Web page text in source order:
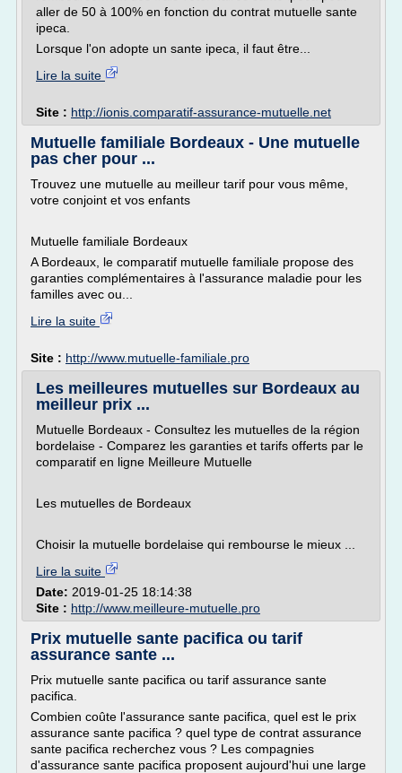
aller de 50 à 100% en fonction du contrat mutuelle sante
ipeca.
Lorsque l'on adopte un sante ipeca, il faut être...
Lire la suite
Site : http://ionis.comparatif-assurance-mutuelle.net
Mutuelle familiale Bordeaux - Une mutuelle
pas cher pour ...
Trouvez une mutuelle au meilleur tarif pour vous même,
votre conjoint et vos enfants
Mutuelle familiale Bordeaux
A Bordeaux, le comparatif mutuelle familiale propose des
garanties complémentaires à l'assurance maladie pour les
familles avec ou...
Lire la suite
Site : http://www.mutuelle-familiale.pro
Les meilleures mutuelles sur Bordeaux au
meilleur prix ...
Mutuelle Bordeaux - Consultez les mutuelles de la région
bordelaise - Comparez les garanties et tarifs offerts par le
comparatif en ligne Meilleure Mutuelle
Les mutuelles de Bordeaux
Choisir la mutuelle bordelaise qui rembourse le mieux ...
Lire la suite
Date: 2019-01-25 18:14:38
Site : http://www.meilleure-mutuelle.pro
Prix mutuelle sante pacifica ou tarif
assurance sante ...
Prix mutuelle sante pacifica ou tarif assurance sante
pacifica.
Combien coûte l'assurance sante pacifica, quel est le prix
assurance sante pacifica ? quel type de contrat assurance
sante pacifica recherchez vous ? Les compagnies
d'assurance sante pacifica proposent aujourd'hui une large